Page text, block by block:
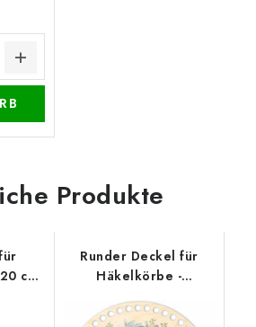
Produkte
cm,
Runder Deckel für
Häkelkörbe -